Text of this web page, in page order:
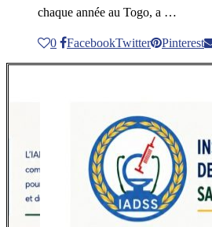
chaque année au Togo, a …
0 FacebookTwitter Pinterest